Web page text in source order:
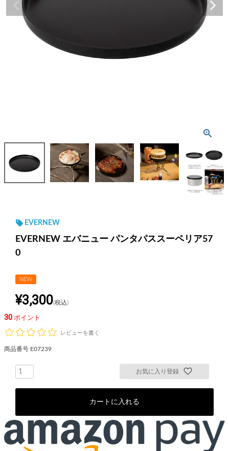
EVERNEW
EVERNEW エバニュー パンタパススーペリア57
0
NEW
¥3,300 税込
30 ポイント
レビューを書く
商品番号 E07239
お気に入り登録
カートに入れる